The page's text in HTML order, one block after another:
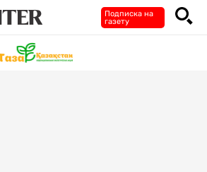
Подписка на
газету